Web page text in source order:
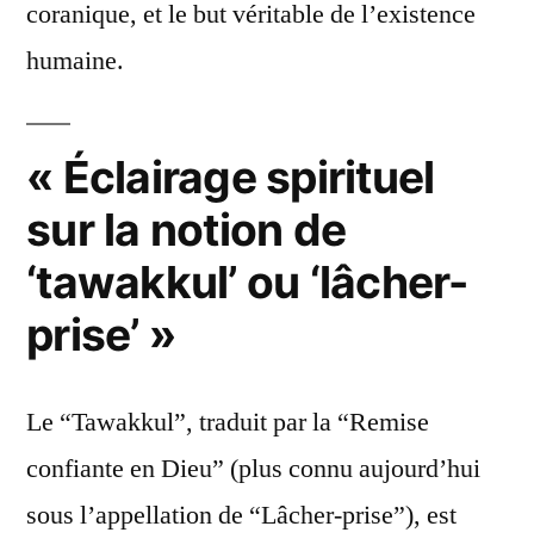
coranique, et le but véritable de l’existence
humaine.
« Éclairage spirituel
sur la notion de
‘tawakkul’ ou ‘lâcher-
prise’ »
Le “Tawakkul”, traduit par la “Remise
confiante en Dieu” (plus connu aujourd’hui
sous l’appellation de “Lâcher-prise”), est